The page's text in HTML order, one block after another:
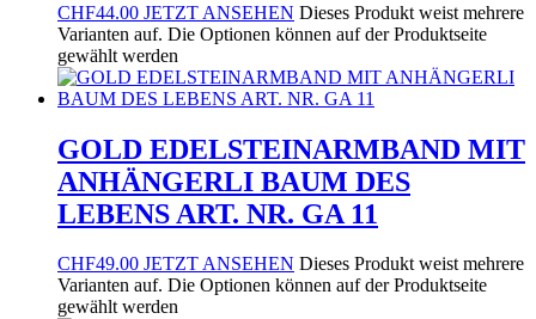
CHF44.00 JETZT ANSEHEN Dieses Produkt weist mehrere
Varianten auf. Die Optionen können auf der Produktseite
gewählt werden
GOLD EDELSTEINARMBAND MIT
ANHÄNGERLI BAUM DES
LEBENS ART. NR. GA 11
CHF49.00 JETZT ANSEHEN Dieses Produkt weist mehrere
Varianten auf. Die Optionen können auf der Produktseite
gewählt werden